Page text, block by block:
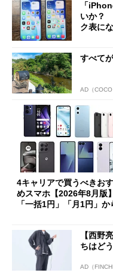
「
いか？
ク表に
すべて
AD（
4キャリアで買うべきお
めスマホ【2026年8月版】
「一括1円」「月1円」か
【西野
ちはど
AD（